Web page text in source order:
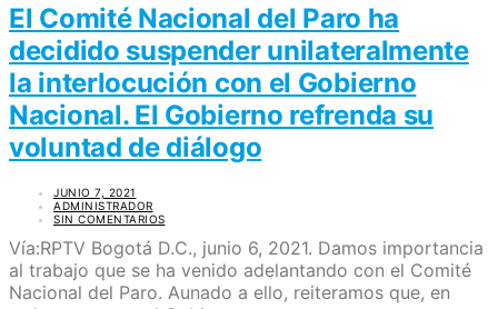
El Comité Nacional del Paro ha
decidido suspender unilateralmente
la interlocución con el Gobierno
Nacional. El Gobierno refrenda su
voluntad de diálogo
JUNIO 7, 2021
ADMINISTRADOR
SIN COMENTARIOS
Vía:RPTV Bogotá D.C., junio 6, 2021. Damos importancia
al trabajo que se ha venido adelantando con el Comité
Nacional del Paro. Aunado a ello, reiteramos que, en